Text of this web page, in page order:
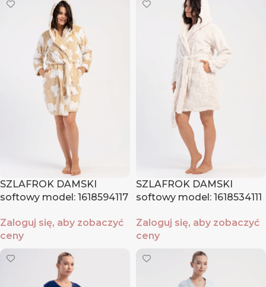
SZLAFROK DAMSKI
softowy model: 1618594117
Zaloguj się, aby zobaczyć
ceny
SZLAFROK DAMSKI
softowy model: 1618534111
Zaloguj się, aby zobaczyć
ceny